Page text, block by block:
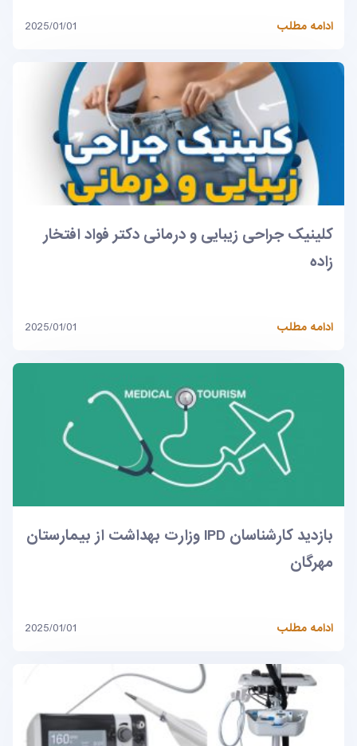
ادامه مطلب 2025/01/01
کلینیک جراحی زیبایی و درمانی دکتر فواد افتخار
زاده
ادامه مطلب 2025/01/01
بازدید کارشناسان IPD وزارت بهداشت از بیمارستان
مهرگان
ادامه مطلب 2025/01/01